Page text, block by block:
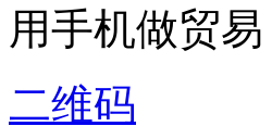
用手机做贸易
二维码